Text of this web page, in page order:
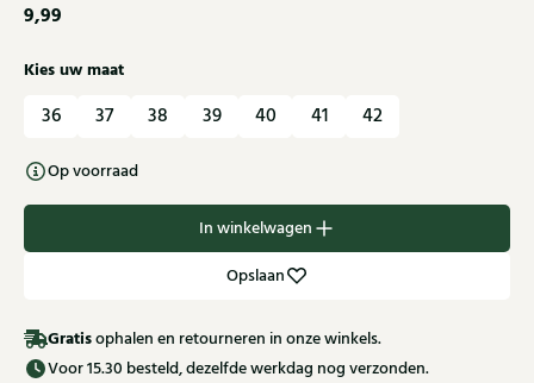
9,99
Kies uw maat
36 37 38 39 40 41 42
Op voorraad
In winkelwagen
Opslaan
Gratisophalen en retourneren in onze winkels.
Voor 15.30 besteld, dezelfde werkdag nog verzonden.